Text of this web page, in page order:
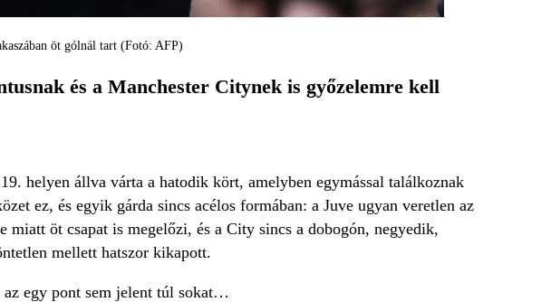
öt gólnál tart (Fotó: AFP)
és a Manchester Citynek is győzelemre kell
helyen állva várta a hatodik kört, amelyben egymással találkoznak
ez, és egyik gárda sincs acélos formában: a Juve ugyan veretlen az
öt csapat is megelőzi, és a City sincs a dobogón, negyedik,
mellett hatszor kikapott.
az egy pont sem jelent túl sokat…